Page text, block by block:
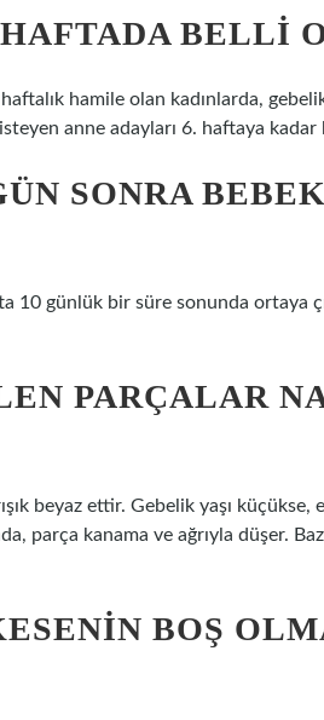
BELLI
hamile olan kadınlarda,
anne adayları 6. haftaya kadar
SONRA BEBEK
10 günlük bir süre sonunda ortaya
PARÇALAR
beyaz ettir. Gebelik yaşı küçükse,
parça kanama ve ağrıyla düşer.
BOŞ